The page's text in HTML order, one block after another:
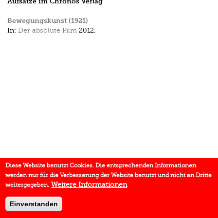
Bewegungskunst (1921)
In: Der absolute Film 2012.
Diese Website benutzt Cookies. Die entsprechenden Informationen
werden nur für die Verbesserung der Website benutzt und nicht an Dritte
weitergegeben. Weitere Informationen
Einverstanden